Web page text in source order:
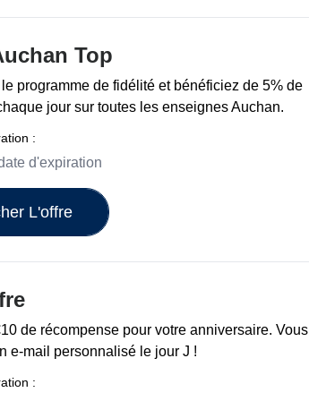
Top
programme de fidélité et bénéficiez de 5% de
jour sur toutes les enseignes Auchan.
:
d'expiration
L'offre
de récompense pour votre anniversaire. Vous
e-mail personnalisé le jour J !
: